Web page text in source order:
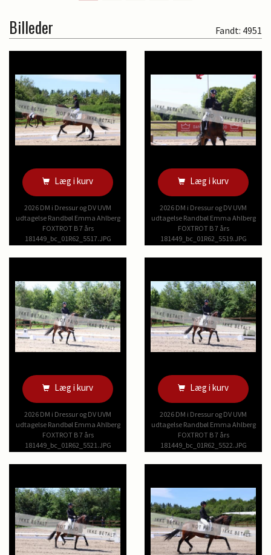
Billeder Fandt: 4951
Læg i kurv
2026 DM i Dressur og DV UVM
udtagelse Randbøl Emma Ahlberg
FOXTROT B 7 års
181449_bc_01R62_5517.JPG
Læg i kurv
2026 DM i Dressur og DV UVM
udtagelse Randbøl Emma Ahlberg
FOXTROT B 7 års
181449_bc_01R62_5519.JPG
Læg i kurv
2026 DM i Dressur og DV UVM
udtagelse Randbøl Emma Ahlberg
FOXTROT B 7 års
181449_bc_01R62_5521.JPG
Læg i kurv
2026 DM i Dressur og DV UVM
udtagelse Randbøl Emma Ahlberg
FOXTROT B 7 års
181449_bc_01R62_5522.JPG